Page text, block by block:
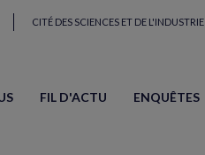
CITÉ DES SCIENCES ET DE L'INDUSTRIE
FIL D'ACTU ENQUÊTES